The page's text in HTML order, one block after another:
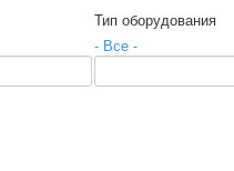
Тип оборудования
- Все -